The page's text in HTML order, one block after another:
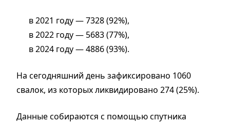
в 2021 году — 7328 (92%),
в 2022 году — 5683 (77%),
в 2024 году — 4886 (93%).
На сегодняшний день зафиксировано 1060
свалок, из которых ликвидировано 274 (25%).
Данные собираются с помощью спутника